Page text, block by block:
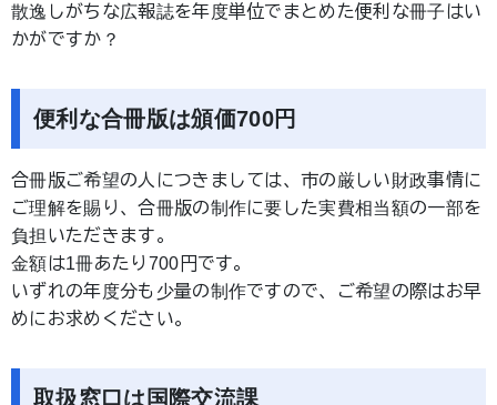
散逸しがちな広報誌を年度単位でまとめた便利な冊子はい
かがですか？
便利な合冊版は頒価700円
合冊版ご希望の人につきましては、市の厳しい財政事情に
ご理解を賜り、合冊版の制作に要した実費相当額の一部を
負担いただきます。
金額は1冊あたり700円です。
いずれの年度分も少量の制作ですので、ご希望の際はお早
めにお求めください。
取扱窓口は国際交流課